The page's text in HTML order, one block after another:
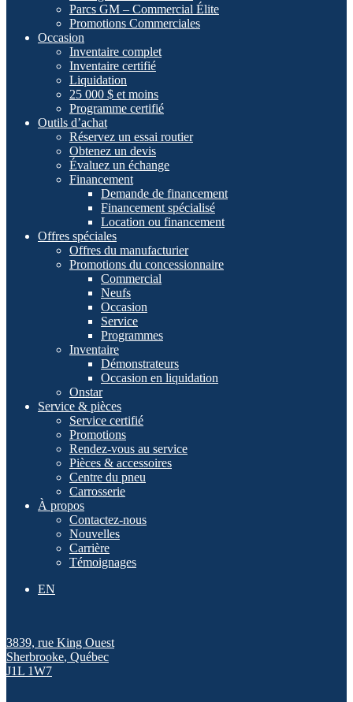
Parcs GM – Commercial Élite
Promotions Commerciales
Occasion
Inventaire complet
Inventaire certifié
Liquidation
25 000 $ et moins
Programme certifié
Outils d’achat
Réservez un essai routier
Obtenez un devis
Évaluez un échange
Financement
Demande de financement
Financement spécialisé
Location ou financement
Offres spéciales
Offres du manufacturier
Promotions du concessionnaire
Commercial
Neufs
Occasion
Service
Programmes
Inventaire
Démonstrateurs
Occasion en liquidation
Onstar
Service & pièces
Service certifié
Promotions
Rendez-vous au service
Pièces & accessoires
Centre du pneu
Carrosserie
À propos
Contactez-nous
Nouvelles
Carrière
Témoignages
EN
3839, rue King Ouest
Sherbrooke, Québec
J1L 1W7